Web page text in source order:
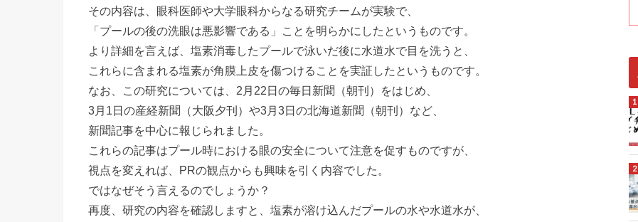
その内容は、眼科医師や大学眼科からなる研究チームが実験で、
「プールの後の洗眼は悪影響である」ことを明らかにしたというものです。
より詳細を言えば、塩素消毒したプールで泳いだ後に水道水で目を洗うと、
これらに含まれる塩素が角膜上皮を傷つけることを実証したというものです。
なお、この研究については、2月22日の毎日新聞（朝刊）をはじめ、
3月1日の産経新聞（大阪夕刊）や3月3日の北海道新聞（朝刊）など、
新聞記事を中心に報じられました。
これらの記事はプール時における眼の安全について注意を促すものですが、
視点を変えれば、PRの観点からも興味を引く内容でした。
ではなぜそう言えるのでしょうか？
再度、研究の内容を確認しますと、塩素が溶け込んだプールの水や水道水が、